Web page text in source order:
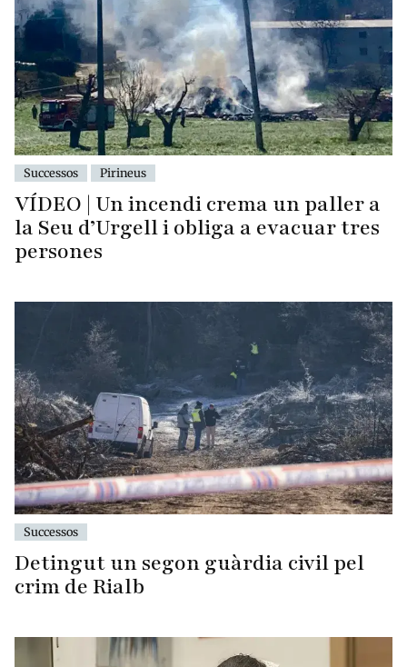
Successos Pirineus
VÍDEO | Un incendi crema un paller a
la Seu d’Urgell i obliga a evacuar tres
persones
Successos
Detingut un segon guàrdia civil pel
crim de Rialb